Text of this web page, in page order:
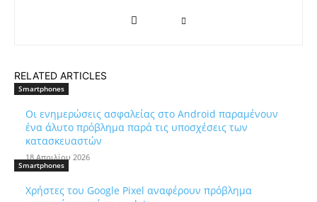
RELATED ARTICLES
Smartphones
Οι ενημερώσεις ασφαλείας στο Android παραμένουν
ένα άλυτο πρόβλημα παρά τις υποσχέσεις των
κατασκευαστών
18 Απριλίου 2026
Smartphones
Χρήστες του Google Pixel αναφέρουν πρόβλημα